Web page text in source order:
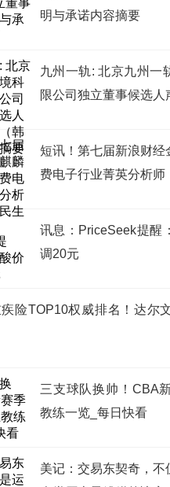
明与承诺内容摘要
九州一轨: 北京九州一
限公司独立董事候选人
短讯！第七届新浪财经
费电子行业菁英分析师
讯息：PriceSeek提醒
调20元
险TOP10权威排名！达尔
三支球队换帅！CBA
教练一览_每日快看
美记：交易东契奇，不